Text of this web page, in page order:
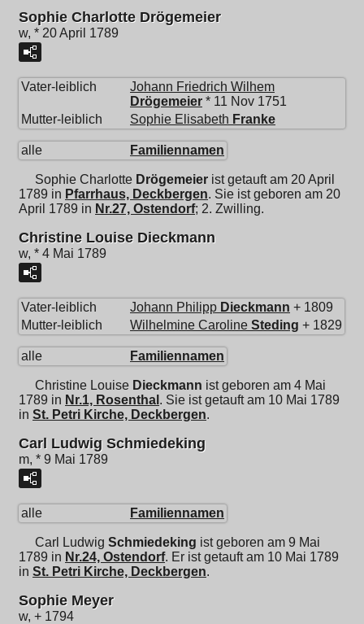
Sophie Charlotte Drögemeier
w, * 20 April 1789
Vater-leiblich
Johann Friedrich Wilhem
Drögemeier * 11 Nov 1751
Mutter-leiblich
Sophie Elisabeth Franke
alle Familiennamen
Sophie Charlotte Drögemeier ist getauft am 20 April
1789 in Pfarrhaus, Deckbergen. Sie ist geboren am 20
April 1789 in Nr.27, Ostendorf; 2. Zwilling.
Christine Louise Dieckmann
w, * 4 Mai 1789
Vater-leiblich Johann Philipp Dieckmann + 1809
Mutter-leiblich
Wilhelmine Caroline Steding + 1829
alle Familiennamen
Christine Louise Dieckmann ist geboren am 4 Mai
1789 in Nr.1, Rosenthal . Sie ist getauft am 10 Mai 1789
in St. Petri Kirche, Deckbergen.
Carl Ludwig Schmiedeking
m, * 9 Mai 1789
alle Familiennamen
Carl Ludwig Schmiedeking ist geboren am 9 Mai
1789 in Nr.24, Ostendorf. Er ist getauft am 10 Mai 1789
in St. Petri Kirche, Deckbergen.
Sophie Meyer
w, + 1794